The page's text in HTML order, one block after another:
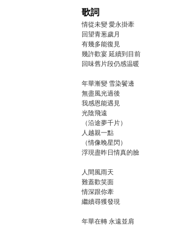
歌詞
情從未變 愛永掛牽
回望青葱歲月
有幾多能復見
幾許歡宴 延續到目前
回味舊片段仍感温暖
年華漸變 雪染鬢邊
無盡風光過後
我感恩能遇見
光陰飛遠
（沿途夢千片）
人越親一點
（情像晚星閃）
浮現盡昨日情真的臉
人間風雨天
難蓋歡笑面
情深跟你牽
繼續尋獲發現
年華在轉 永遠並肩